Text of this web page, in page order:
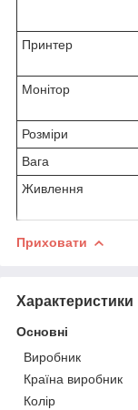
Принтер
Монітор
Розміри
Вага
Живлення
Приховати
Характеристики
Основні
Виробник
Країна виробник
Колір